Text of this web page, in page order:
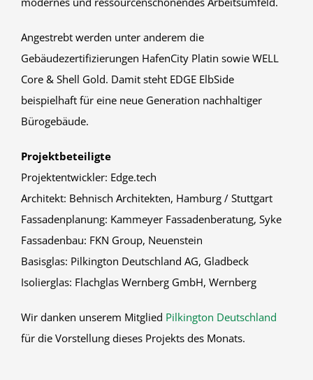
Angestrebt werden unter anderem die
Gebäudezertifizierungen HafenCity Platin sowie WELL
Core & Shell Gold. Damit steht EDGE ElbSide
beispielhaft für eine neue Generation nachhaltiger
Bürogebäude.
Projektbeteiligte
Projektentwickler: Edge.tech
Architekt: Behnisch Architekten, Hamburg / Stuttgart
Fassadenplanung: Kammeyer Fassadenberatung, Syke
Fassadenbau: FKN Group, Neuenstein
Basisglas: Pilkington Deutschland AG, Gladbeck
Isolierglas: Flachglas Wernberg GmbH, Wernberg
Wir danken unserem Mitglied Pilkington Deutschland
für die Vorstellung dieses Projekts des Monats.